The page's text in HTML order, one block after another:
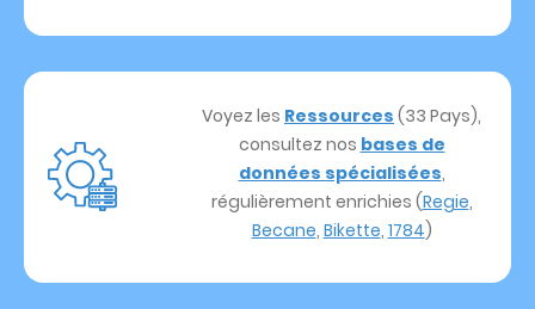
Voyez les Ressources (33 Pays),
consultez nos bases de
données spécialisées,
régulièrement enrichies (Regie,
Becane, Bikette, 1784)